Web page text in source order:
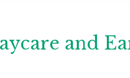
and